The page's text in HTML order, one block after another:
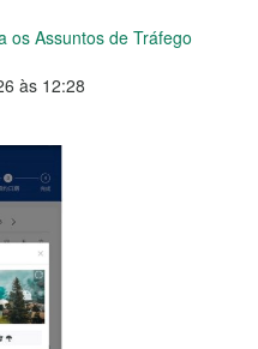
os Assuntos de Tráfego
às 12:28